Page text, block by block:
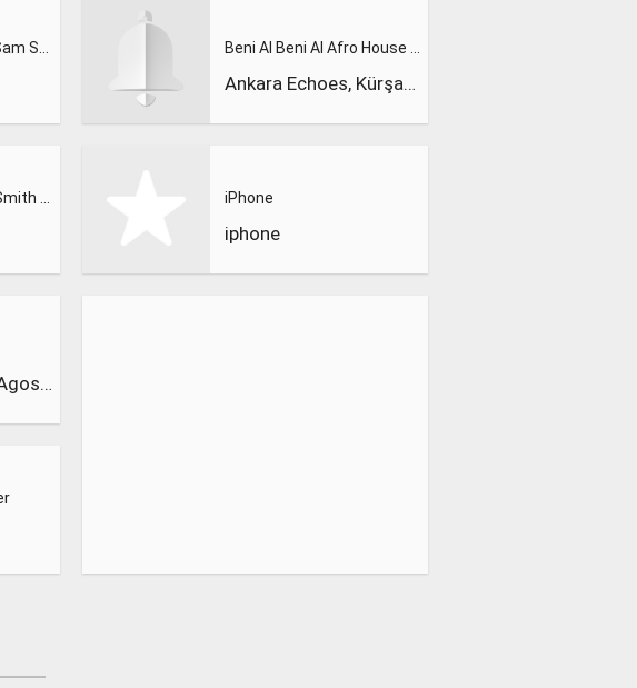
Dynoro & Gigi D’Agostino
Ankara Echoes, Kürşad Kahraman
iPhone
iphone